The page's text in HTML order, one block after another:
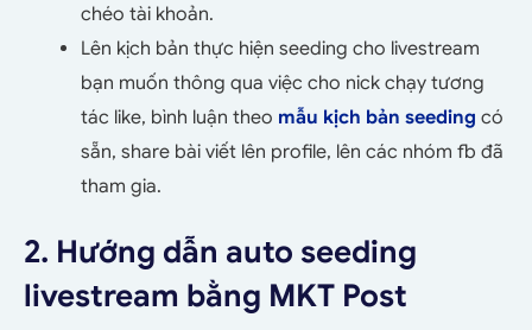
chéo tài khoản.
Lên kịch bản thực hiện seeding cho livestream
bạn muốn thông qua việc cho nick chạy tương
tác like, bình luận theo mẫu kịch bản seeding có
sẵn, share bài viết lên profile, lên các nhóm fb đã
tham gia.
2. Hướng dẫn auto seeding
livestream bằng MKT Post